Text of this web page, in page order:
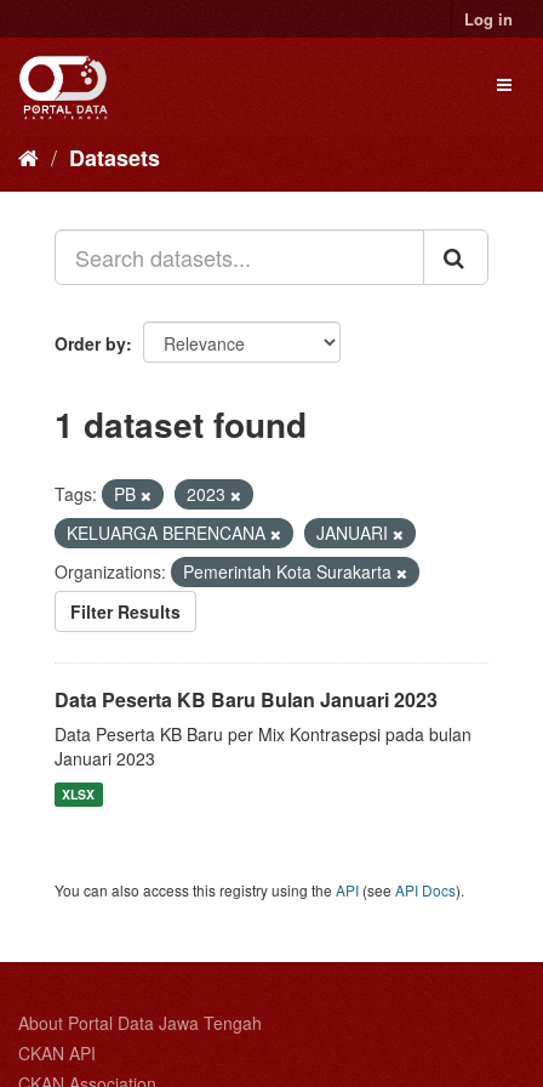
to
content
Log in
Datasets
Order by
1 dataset found
Tags: PB
2023
KELUARGA BERENCANA
JANUARI
Organizations:
Pemerintah Kota Surakarta
Filter Results
Data Peserta KB Baru Bulan Januari 2023
Data Peserta KB Baru per Mix Kontrasepsi pada bulan
Januari 2023
XLSX
You can also access this registry using the API (see API Docs).
About Portal Data Jawa Tengah
CKAN API